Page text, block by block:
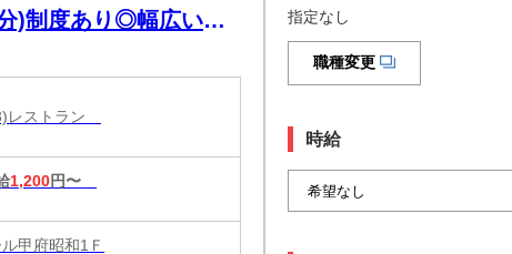
)制度あり◎幅広い年
レストラン
1,200円〜
甲府昭和1Ｆ
指定なし
職種変更
時給